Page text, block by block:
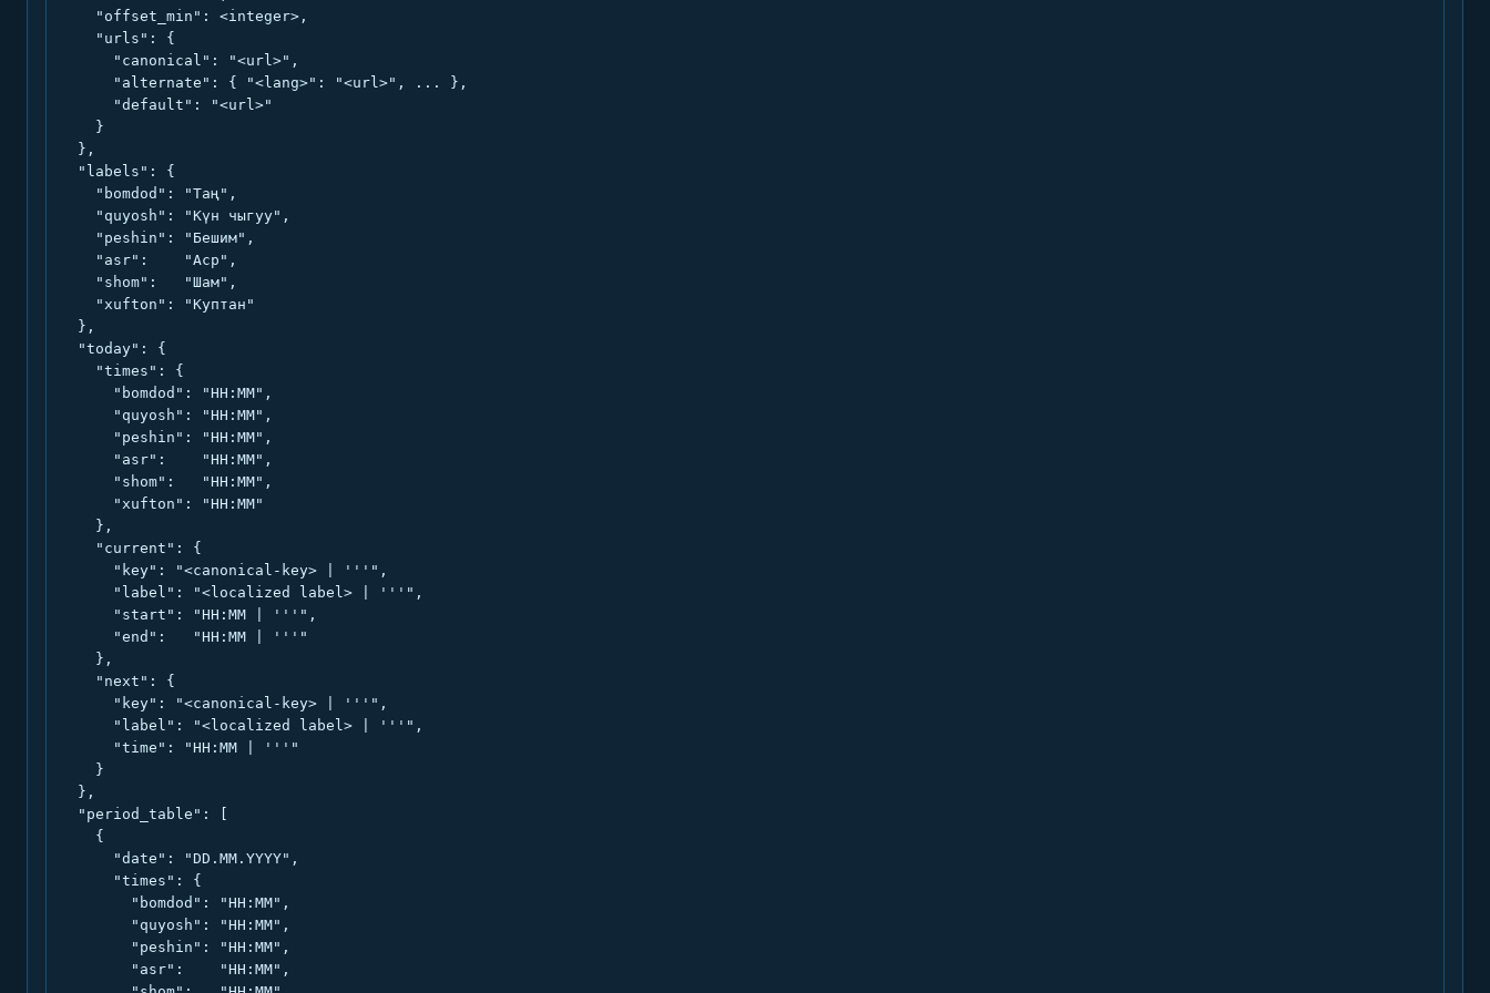
    "offset_min": <integer>,
    "urls": {
      "canonical": "<url>",
      "alternate": { "<lang>": "<url>", ... },
      "default": "<url>"
    }
  },
  "labels": {
    "bomdod": "Таң",
    "quyosh": "Күн чыгуу",
    "peshin": "Бешим",
    "asr":    "Аср",
    "shom":   "Шам",
    "xufton": "Куптан"
  },
  "today": {
    "times": {
      "bomdod": "HH:MM",
      "quyosh": "HH:MM",
      "peshin": "HH:MM",
      "asr":    "HH:MM",
      "shom":   "HH:MM",
      "xufton": "HH:MM"
    },
    "current": {
      "key": "<canonical-key> | '''",
      "label": "<localized label> | '''",
      "start": "HH:MM | '''",
      "end":   "HH:MM | '''"
    },
    "next": {
      "key": "<canonical-key> | '''",
      "label": "<localized label> | '''",
      "time": "HH:MM | '''"
    }
  },
  "period_table": [
    {
      "date": "DD.MM.YYYY",
      "times": {
        "bomdod": "HH:MM",
        "quyosh": "HH:MM",
        "peshin": "HH:MM",
        "asr":    "HH:MM",